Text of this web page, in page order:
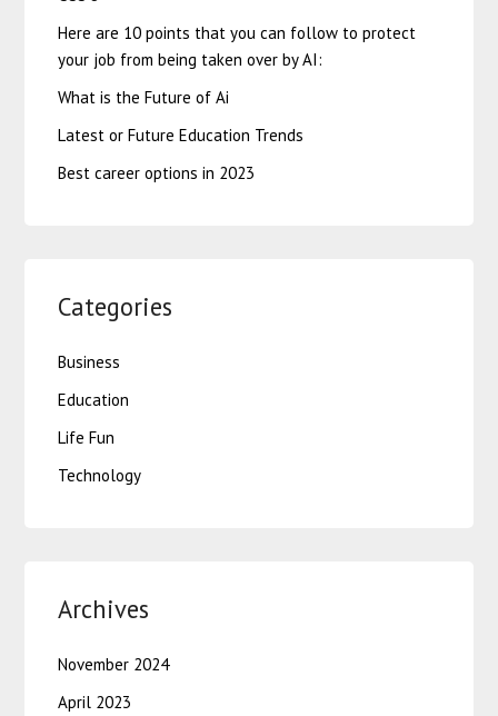
Here are 10 points that you can follow to protect
your job from being taken over by AI:
What is the Future of Ai
Latest or Future Education Trends
Best career options in 2023
Categories
Business
Education
Life Fun
Technology
Archives
November 2024
April 2023